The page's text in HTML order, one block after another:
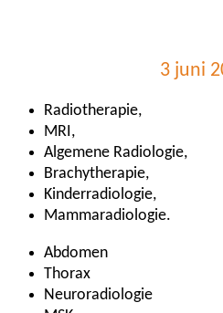
3 juni
Radiotherapie,
MRI,
Algemene Radiologie,
Brachytherapie,
Kinderradiologie,
Mammaradiologie.
Abdomen
Thorax
Neuroradiologie